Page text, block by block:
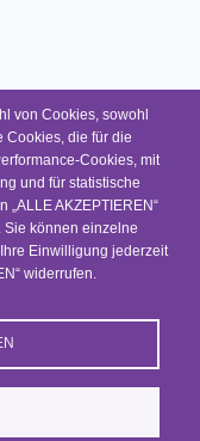
von Cookies, sowohl
Cookies, die für die
Cookies, mit
und für statistische
AKZEPTIEREN“
Sie können einzelne
Einwilligung jederzeit
widerrufen.